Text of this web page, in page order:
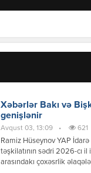
Xəbərlər Bakı və
genişlənir
Avqust 03, 13:09 • 621
Ramiz Hüseynov YAP
təşkilatının sədri 2026-cı il
arasındakı çoxəsrlik